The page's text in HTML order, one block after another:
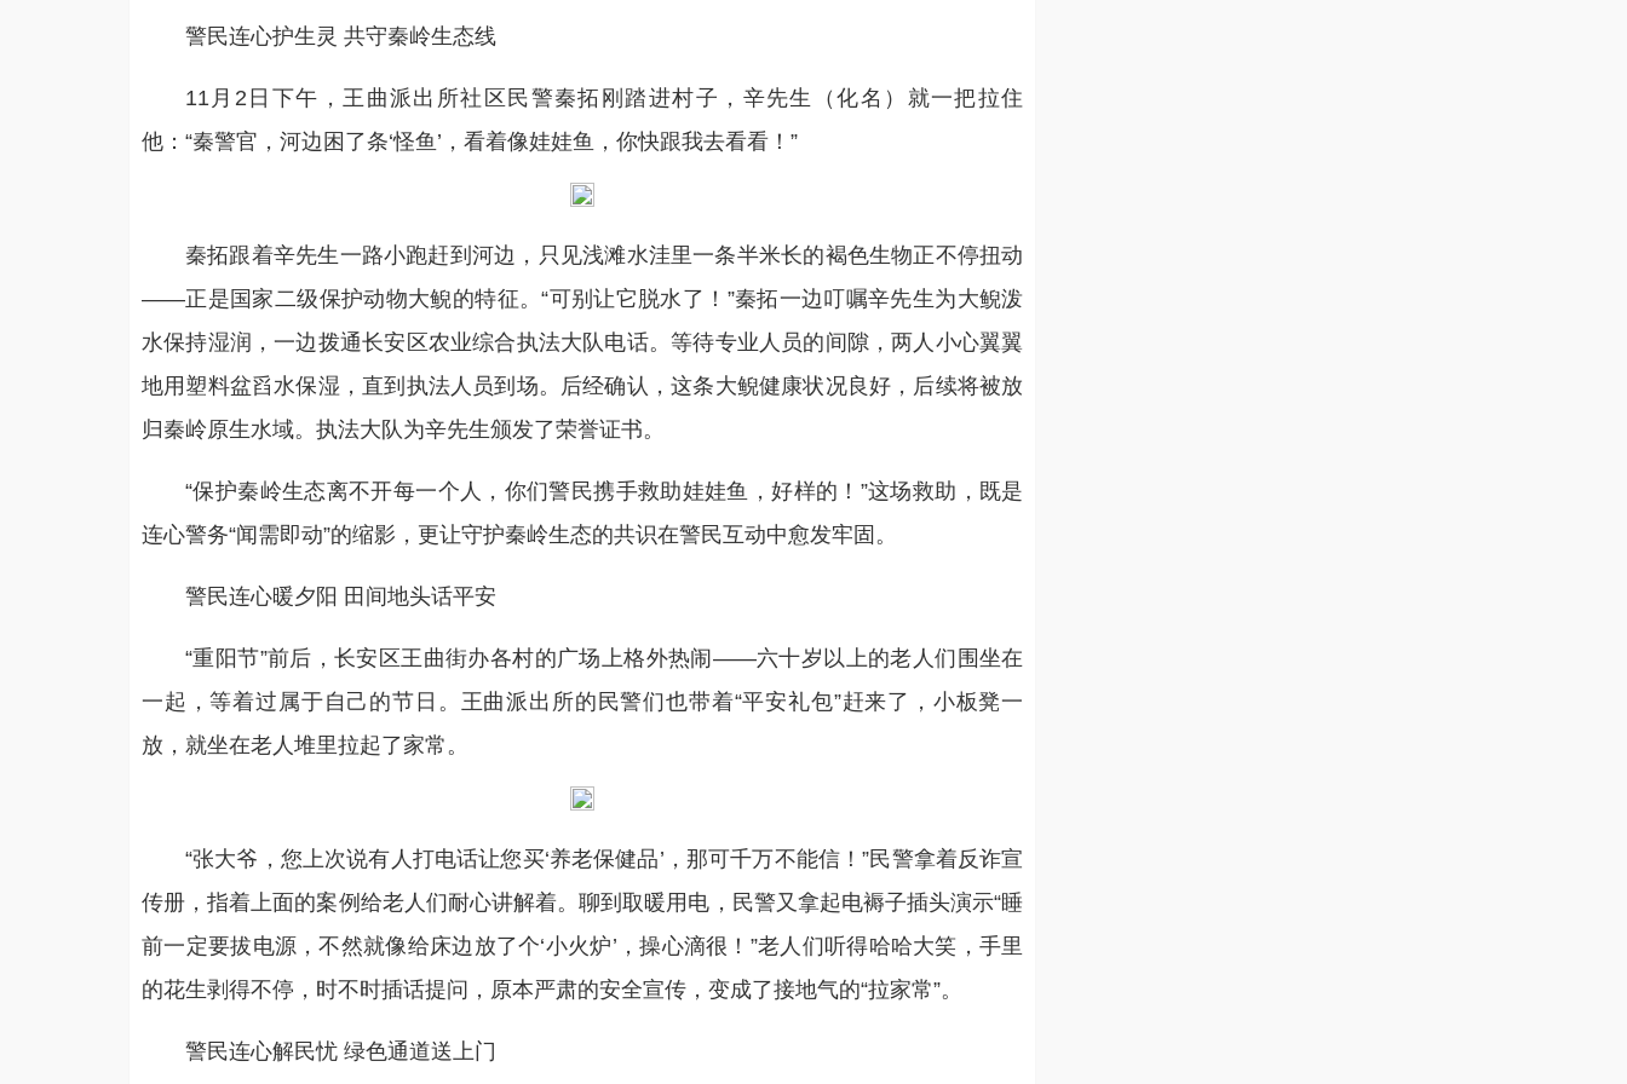
警民连心护生灵 共守秦岭生态线
11月2日下午，王曲派出所社区民警秦拓刚踏进村子，辛先生（化名）就一把拉住
他：“秦警官，河边困了条‘怪鱼’，看着像娃娃鱼，你快跟我去看看！”
秦拓跟着辛先生一路小跑赶到河边，只见浅滩水洼里一条半米长的褐色生物正不停扭动
——正是国家二级保护动物大鲵的特征。“可别让它脱水了！”秦拓一边叮嘱辛先生为大鲵泼
水保持湿润，一边拨通长安区农业综合执法大队电话。等待专业人员的间隙，两人小心翼翼
地用塑料盆舀水保湿，直到执法人员到场。后经确认，这条大鲵健康状况良好，后续将被放
归秦岭原生水域。执法大队为辛先生颁发了荣誉证书。
“保护秦岭生态离不开每一个人，你们警民携手救助娃娃鱼，好样的！”这场救助，既是
连心警务“闻需即动”的缩影，更让守护秦岭生态的共识在警民互动中愈发牢固。
警民连心暖夕阳 田间地头话平安
“重阳节”前后，长安区王曲街办各村的广场上格外热闹——六十岁以上的老人们围坐在
一起，等着过属于自己的节日。王曲派出所的民警们也带着“平安礼包”赶来了，小板凳一
放，就坐在老人堆里拉起了家常。
“张大爷，您上次说有人打电话让您买‘养老保健品’，那可千万不能信！”民警拿着反诈宣
传册，指着上面的案例给老人们耐心讲解着。聊到取暖用电，民警又拿起电褥子插头演示“睡
前一定要拔电源，不然就像给床边放了个‘小火炉’，操心滴很！”老人们听得哈哈大笑，手里
的花生剥得不停，时不时插话提问，原本严肃的安全宣传，变成了接地气的“拉家常”。
警民连心解民忧 绿色通道送上门